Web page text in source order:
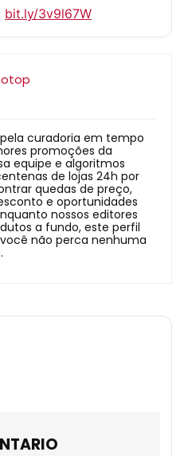
bit.ly/3v9l67W
curadoria em tempo
promoções da
equipe e algoritmos
de lojas 24h por
quedas de preço,
e oportunidades
nossos editores
a fundo, este perfil
não perca nenhuma